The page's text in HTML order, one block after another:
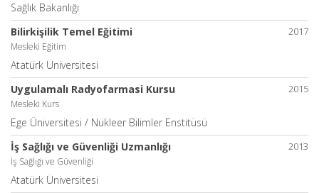
Sağlık Bakanlığı
2017
Bilirkişilik Temel Eğitimi
Mesleki Eğitim
Atatürk Üniversitesi
2015
Uygulamalı Radyofarmasi Kursu
Mesleki Kurs
Ege Üniversitesi / Nükleer Bilimler Enstitüsü
2013
İş Sağlığı ve Güvenliği Uzmanlığı
İş Sağlığı ve Güvenliği
Atatürk Üniversitesi